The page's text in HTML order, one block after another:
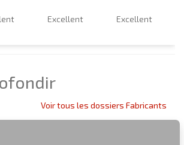
Excellent Excellent
Voir tous les dossiers Fabricants